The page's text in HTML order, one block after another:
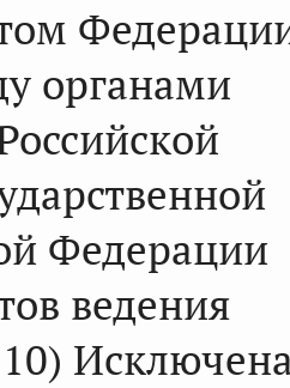
органами
Федерации
ведения